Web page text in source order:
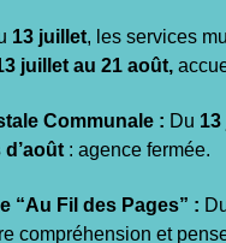
13 juillet, les services
juillet au 21 août,
Communale : Du
: agence fermée.
“Au Fil des Pages” :
compréhension et